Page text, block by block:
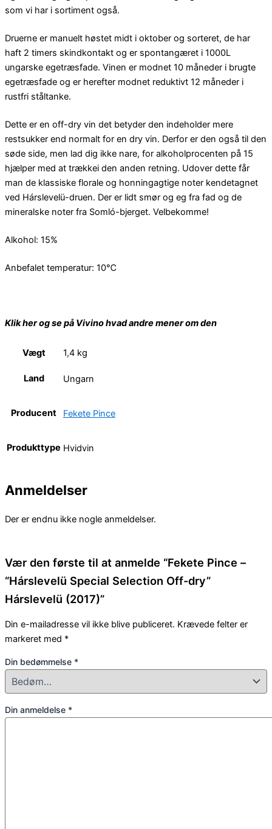
som vi har i sortiment også.
Druerne er manuelt høstet midt i oktober og sorteret, de har
haft 2 timers skindkontakt og er spontangæret i 1000L
ungarske egetræsfade. Vinen er modnet 10 måneder i brugte
egetræsfade og er herefter modnet reduktivt 12 måneder i
rustfri ståltanke.
Dette er en off-dry vin det betyder den indeholder mere
restsukker end normalt for en dry vin. Derfor er den også til den
søde side, men lad dig ikke nare, for alkoholprocenten på 15
hjælper med at trækkei den anden retning. Udover dette får
man de klassiske florale og honningagtige noter kendetagnet
ved Hárslevelü-druen. Der er lidt smør og eg fra fad og de
mineralske noter fra Somló-bjerget. Velbekomme!
Alkohol: 15%
Anbefalet temperatur: 10℃
Klik her og se på Vivino hvad andre mener om den
Vægt 1,4 kg
Land Ungarn
Producent Fekete Pince
Produkttype Hvidvin
Anmeldelser
Der er endnu ikke nogle anmeldelser.
Vær den første til at anmelde “Fekete Pince –
“Hárslevelü Special Selection Off-dry”
Hárslevelü (2017)”
Din e-mailadresse vil ikke blive publiceret. Krævede felter er
markeret med *
Din bedømmelse *
Din anmeldelse *